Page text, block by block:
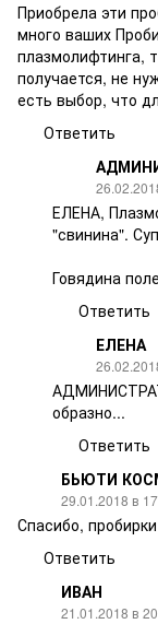
Приобрела эти
много ваших
плазмолифтинга,
получается, не
есть выбор, что
Ответить
ЕЛЕНА,
"свинина".
Говядина
Ответить
ЕЛЕНА
образно...
Ответить
БЬЮТИ
29.01.2018 в
Спасибо,
Ответить
ИВАН
21.01.2018 в